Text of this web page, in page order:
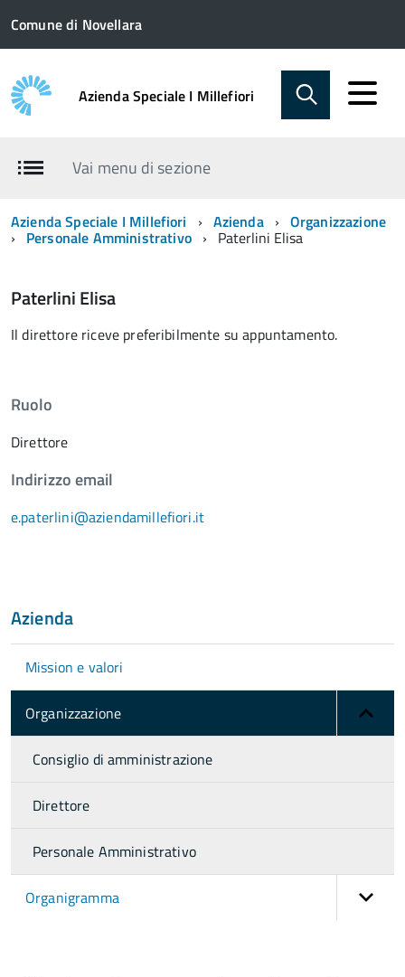
Comune di Novellara
Azienda Speciale I Millefiori
Vai menu di sezione
Azienda Speciale I Millefiori Azienda Organizzazione
Personale Amministrativo Paterlini Elisa
Paterlini Elisa
Il direttore riceve preferibilmente su appuntamento.
Ruolo
Direttore
Indirizzo email
e.paterlini@aziendamillefiori.it
Azienda
Mission e valori
Organizzazione
Consiglio di amministrazione
Direttore
Personale Amministrativo
Organigramma